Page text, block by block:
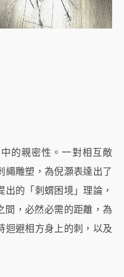
的親密性。一對相互敵
繩雕塑，為倪灝表達出了
的「刺蝟困境」理論，
間，必然必需的距離，為
迴避相方身上的刺，以及